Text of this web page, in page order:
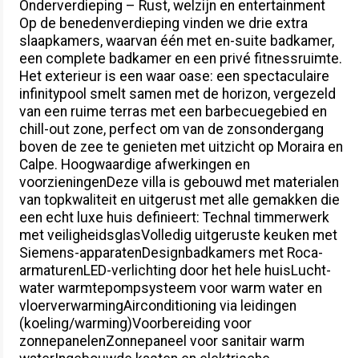
Onderverdieping – Rust, welzijn en entertainment
Op de benedenverdieping vinden we drie extra
slaapkamers, waarvan één met en-suite badkamer,
een complete badkamer en een privé fitnessruimte.
Het exterieur is een waar oase: een spectaculaire
infinitypool smelt samen met de horizon, vergezeld
van een ruime terras met een barbecuegebied en
chill-out zone, perfect om van de zonsondergang
boven de zee te genieten met uitzicht op Moraira en
Calpe. Hoogwaardige afwerkingen en
voorzieningenDeze villa is gebouwd met materialen
van topkwaliteit en uitgerust met alle gemakken die
een echt luxe huis definieert: Technal timmerwerk
met veiligheidsglasVolledig uitgeruste keuken met
Siemens-apparatenDesignbadkamers met Roca-
armaturenLED-verlichting door het hele huisLucht-
water warmtepompsysteem voor warm water en
vloerverwarmingAirconditioning via leidingen
(koeling/warming)Voorbereiding voor
zonnepanelenZonnepaneel voor sanitair warm